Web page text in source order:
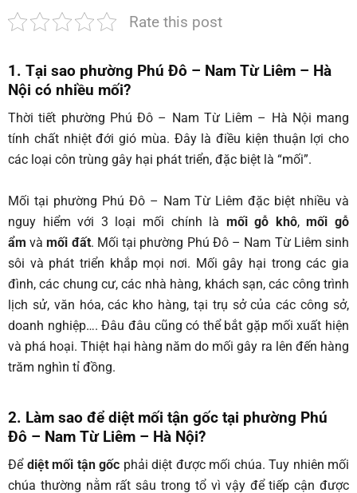
Rate this post
1. Tại sao phường Phú Đô – Nam Từ Liêm – Hà
Nội có nhiều mối?
Thời tiết phường Phú Đô – Nam Từ Liêm – Hà Nội mang
tính chất nhiệt đới gió mùa. Đây là điều kiện thuận lợi cho
các loại côn trùng gây hại phát triển, đặc biệt là “mối”.
Mối tại phường Phú Đô – Nam Từ Liêmđặc biệt nhiều và
nguy hiểm với 3 loại mối chính là mối gỗ khô,mối gỗ
ẩm vàmối đất. Mối tại phường Phú Đô – Nam Từ Liêm sinh
sôi và phát triển khắp mọi nơi. Mối gây hại trong các gia
đình, các chung cư, các nhà hàng, khách sạn, các công trình
lịch sử, văn hóa, các kho hàng, tại trụ sở của các công sở,
doanh nghiệp…. Đâu đâu cũng có thể bắt gặp mối xuất hiện
và phá hoại. Thiệt hại hàng năm do mối gây ra lên đến hàng
trăm nghìn tỉ đồng.
2. Làm sao để diệt mối tận gốc tại phường Phú
Đô – Nam Từ Liêm – Hà Nội?
Để diệt mối tận gốc phải diệt được mối chúa. Tuy nhiên mối
chúa thường nằm rất sâu trong tổ vì vậy để tiếp cận được